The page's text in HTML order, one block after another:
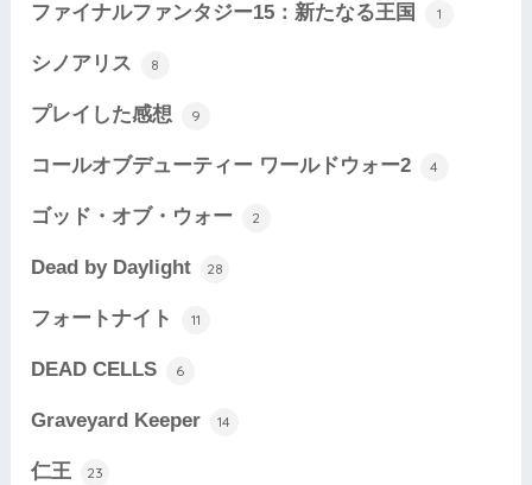
ファイナルファンタジー15：新たなる王国 1
シノアリス 8
プレイした感想 9
コールオブデューティー ワールドウォー2 4
ゴッド・オブ・ウォー 2
Dead by Daylight 28
フォートナイト 11
DEAD CELLS 6
Graveyard Keeper 14
仁王 23